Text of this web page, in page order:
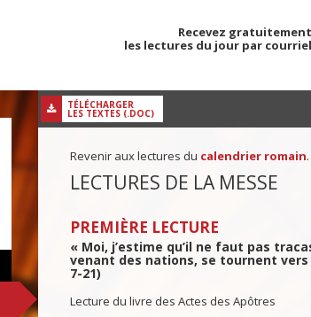
Recevez gratuitement
les lectures du jour par courriel
TÉLÉCHARGER
LES TEXTES (.DOC)
Revenir aux lectures du calendrier romain.
LECTURES DE LA MESSE
PREMIÈRE LECTURE
« Moi, j’estime qu’il ne faut pas
venant des nations, se tournent vers
7-21)
Lecture du livre des Actes des Apôtres